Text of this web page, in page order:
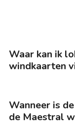
Waar kan ik
windkaarten
Wanneer is
de Maestral